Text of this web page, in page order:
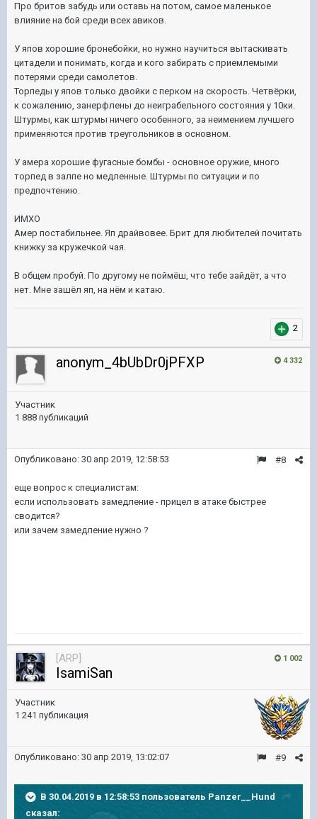
Про бритов забудь или оставь на потом, самое маленькое
влияние на бой среди всех авиков.
У япов хорошие бронебойки, но нужно научиться вытаскивать
цитадели и понимать, когда и кого забирать с приемлемыми
потерями среди самолетов.
Торпеды у япов только двойки с перком на скорость. Четвёрки,
к сожалению, занерфлены до неиграбельного состояния у 10ки.
Штурмы, как штурмы ничего особенного, за неимением лучшего
применяются против треугольников в основном.
У амера хорошие фугасные бомбы - основное оружие, много
торпед в залпе но медленные. Штурмы по ситуации и по
предпочтению.
ИМХО
Амер постабильнее. Яп драйвовее. Брит для любителей почитать
книжку за кружечкой чая.
В общем пробуй. По другому не поймёш, что тебе зайдёт, а что
нет. Мне зашёл яп, на нём и катаю.
2
4 332
anonym_4bUbDr0jPFXP
Участник
1 888 публикаций
#8
Опубликовано: 30 апр 2019, 12:58:53
еще вопрос к специалистам:
если использовать замедление - прицел в атаке быстрее
сводится?
или зачем замедление нужно ?
1 002
[ARP]
IsamiSan
Участник
1 241 публикация
#9
Опубликовано: 30 апр 2019, 13:02:07
В 30.04.2019 в 12:58:53 пользователь Panzer__Hund
сказал: